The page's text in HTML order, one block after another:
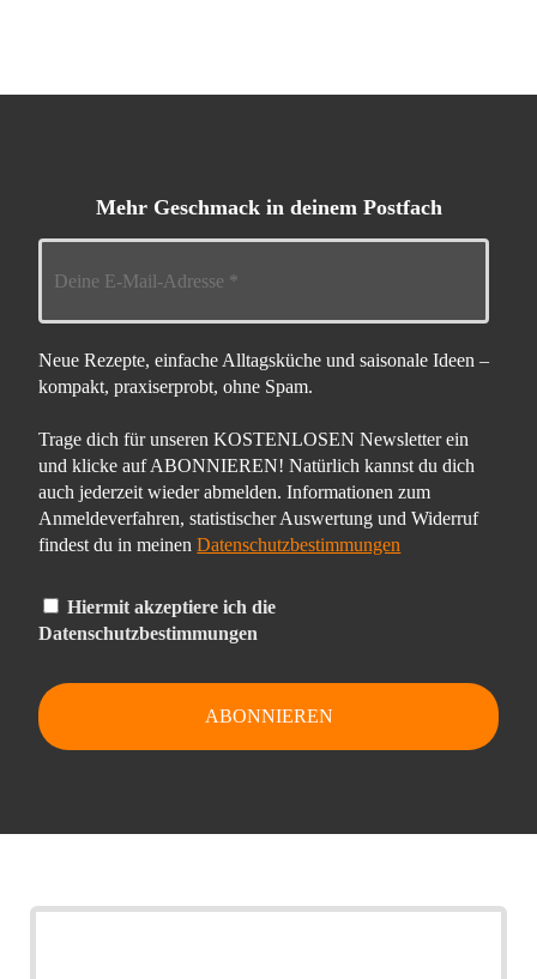
Mehr Geschmack in deinem Postfach
Neue Rezepte, einfache Alltagsküche und saisonale Ideen –
kompakt, praxiserprobt, ohne Spam.
Trage dich für unseren KOSTENLOSEN Newsletter ein
und klicke auf ABONNIEREN! Natürlich kannst du dich
auch jederzeit wieder abmelden. Informationen zum
Anmeldeverfahren, statistischer Auswertung und Widerruf
findest du in meinenDatenschutzbestimmungen
Hiermit akzeptiere ich die
Datenschutzbestimmungen